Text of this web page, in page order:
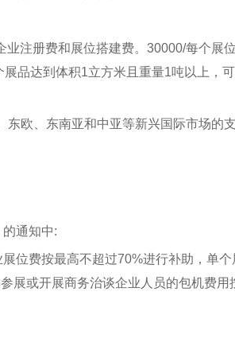
注册费和展位搭建费。30000/每个展
品达到体积1立方米且重量1吨以上，
欧、东南亚和中亚等新兴国际市场的
通知中:
位费按最高不超过70%进行补助，单个
展或开展商务治谈企业人员的包机费用